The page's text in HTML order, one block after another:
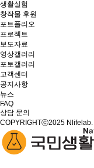
생활실험
창작물 후원
포트폴리오
프로젝트
보도자료
영상갤러리
포토갤러리
고객센터
공지사항
뉴스
FAQ
상담 문의
COPYRIGHTⓒ2025 Nlifelab.